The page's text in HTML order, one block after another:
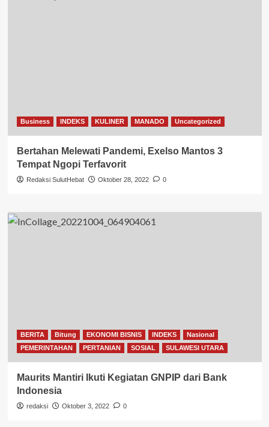
Business INDEKS KULINER MANADO Uncategorized
Bertahan Melewati Pandemi, Exelso Mantos 3
Tempat Ngopi Terfavorit
Redaksi SulutHebat Oktober 28, 2022 0
BERITA Bitung EKONOMI BISNIS INDEKS
Nasional
PEMERINTAHAN
PERTANIAN SOSIAL SULAWESI UTARA
Maurits Mantiri Ikuti Kegiatan GNPIP dari Bank
Indonesia
redaksi Oktober 3, 2022 0